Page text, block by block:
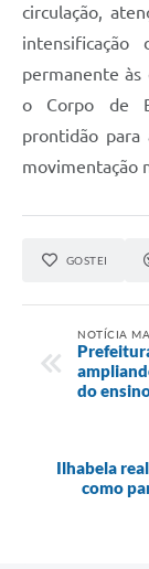
circulação,
permanente às
o Corpo de
prontidão para
movimentação
GOSTEI
NOTÍCIA
do
Ilhabela
como